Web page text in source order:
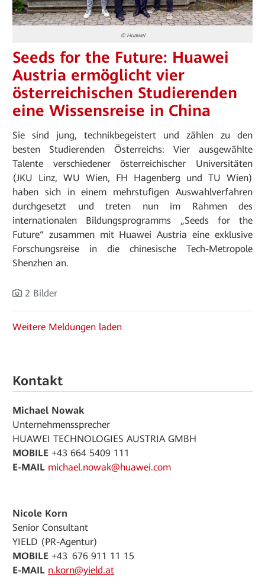
© Huawei
Seeds for the Future: Huawei
Austria ermöglicht vier
österreichischen Studierenden
eine Wissensreise in China
Sie sind jung, technikbegeistert und zählen zu den
besten Studierenden Österreichs: Vier ausgewählte
Talente verschiedener österreichischer Universitäten
(JKU Linz, WU Wien, FH Hagenberg und TU Wien)
haben sich in einem mehrstufigen Auswahlverfahren
durchgesetzt und treten nun im Rahmen des
internationalen Bildungsprogramms „Seeds for the
Future“ zusammen mit Huawei Austria eine exklusive
Forschungsreise in die chinesische Tech-Metropole
Shenzhen an.
2 Bilder
Weitere Meldungen laden
Kontakt
Michael Nowak
Unternehmenssprecher
HUAWEI TECHNOLOGIES AUSTRIA GMBH
MOBILE +43 664 5409 111
E-MAIL michael.nowak@huawei.com
Nicole Korn
Senior Consultant
YIELD (PR-Agentur)
MOBILE +43 676 911 11 15
E-MAIL n.korn@yield.at